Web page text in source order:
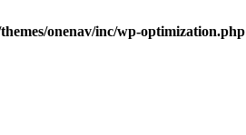
onenav/inc/wp-optimization.php